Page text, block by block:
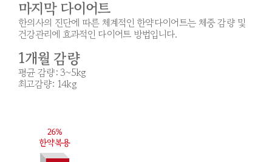
마지막 다이어트
한의사의 진단에 따른 체계적인 한약다이어트는 체중 감량 및
건강관리에 효과적인 다이어트 방법입니다.
1개월 감량
평균 감량: 3~5kg
최고감량: 14kg